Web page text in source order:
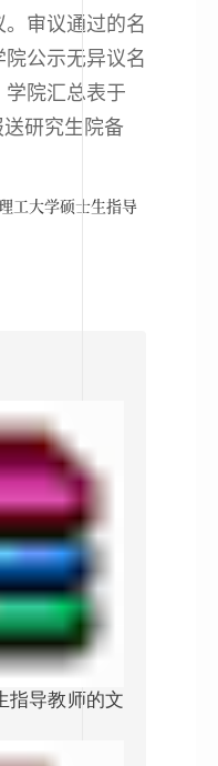
审议通过的名
公示无异议名
学院汇总表于
送研究生院备
工大学硕士生指导
指导教师的文